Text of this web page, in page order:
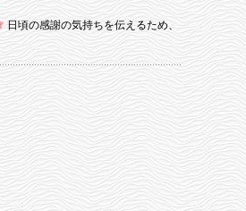
日頃の感謝の気持ちを伝えるため、